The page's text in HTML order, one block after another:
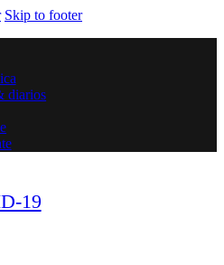
Skip to footer
diarios